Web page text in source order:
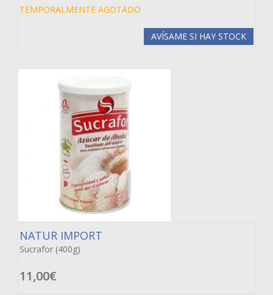
TEMPORALMENTE AGOTADO
AVÍSAME SI HAY STOCK
NATUR IMPORT
Sucrafor (400g)
11,00€